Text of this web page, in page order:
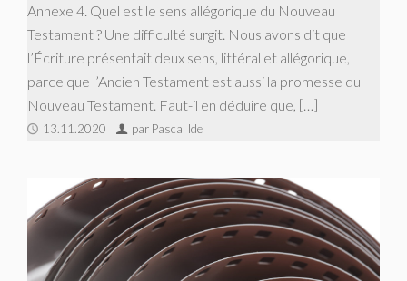
Annexe 4. Quel est le sens allégorique du Nouveau
Testament ? Une difficulté surgit. Nous avons dit que
l’Écriture présentait deux sens, littéral et allégorique,
parce que l’Ancien Testament est aussi la promesse du
Nouveau Testament. Faut-il en déduire que, […]
13.11.2020 par Pascal Ide